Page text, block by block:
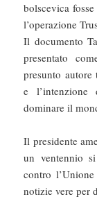
bolscevica
l’operazione
Il documento
presentato
presunto
e
dominare il
Il presidente
un ventennio
contro
notizie vere per